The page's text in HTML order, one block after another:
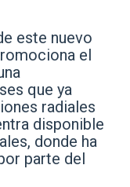
este nuevo
el
que ya
radiales
disponible
donde ha
parte del